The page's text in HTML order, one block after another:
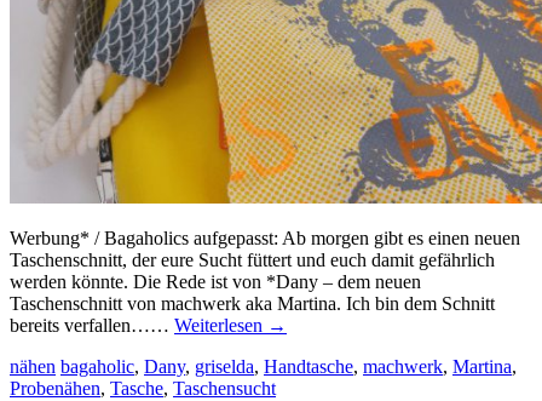
Werbung* / Bagaholics aufgepasst: Ab morgen gibt es einen neuen
Taschenschnitt, der eure Sucht füttert und euch damit gefährlich
werden könnte. Die Rede ist von *Dany – dem neuen
Taschenschnitt von machwerk aka Martina. Ich bin dem Schnitt
bereits verfallen…… Weiterlesen →
nähen bagaholic, Dany, griselda, Handtasche, machwerk, Martina,
Probenähen, Tasche, Taschensucht